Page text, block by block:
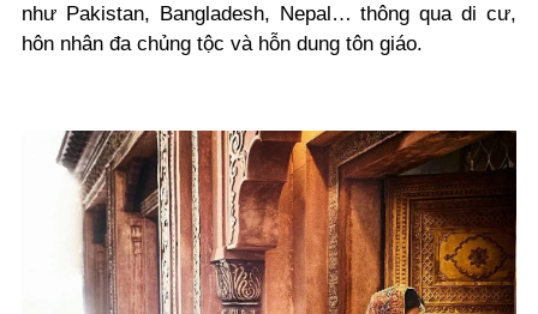
như Pakistan, Bangladesh, Nepal… thông qua di cư,
hôn nhân đa chủng tộc và hỗn dung tôn giáo.